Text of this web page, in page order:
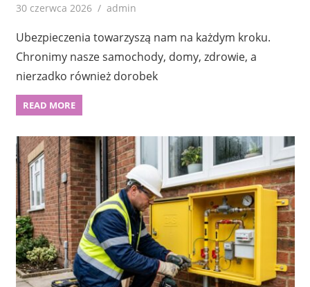
30 czerwca 2026 admin
Ubezpieczenia towarzyszą nam na każdym kroku.
Chronimy nasze samochody, domy, zdrowie, a
nierzadko również dorobek
READ MORE